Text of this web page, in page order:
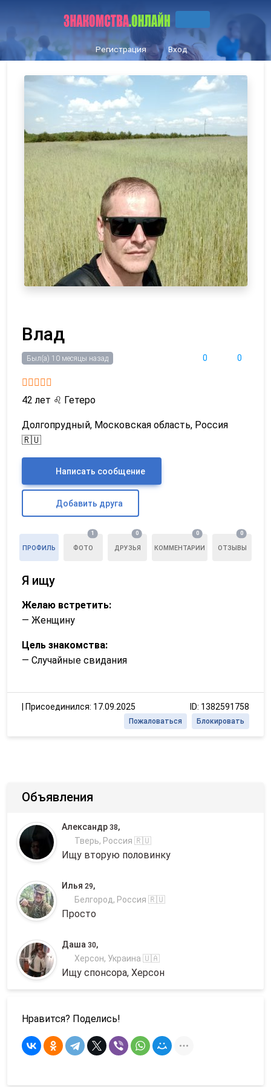
Регистрация Вход
Влад
0 0
Был(а) 10 месяцы назад
42 лет ♌ Гетеро
Долгопрудный, Московская область, Россия
🇷🇺
Написать сообщение
Добавить друга
ПРОФИЛЬ ФОТО
1
ДРУЗЬЯ
0
КОММЕНТАРИИ
0
ОТЗЫВЫ
0
Я ищу
Желаю встретить:
— Женщину
Цель знакомства:
— Случайные свидания
| Присоединился: 17.09.2025 ID: 1382591758
Блокировать
Пожаловаться
Объявления
Александр 38,
Тверь, Россия 🇷🇺
Ищу вторую половинку
Илья 29,
Белгород, Россия 🇷🇺
Просто
Даша 30,
Херсон, Украина 🇺🇦
Ищу спонсора, Херсон
Нравится? Поделись!